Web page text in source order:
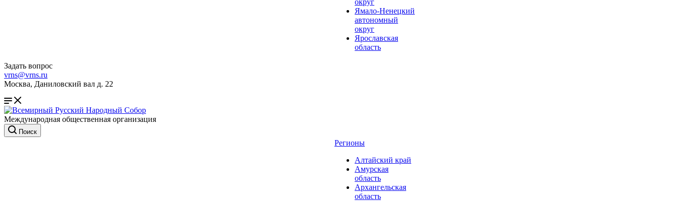
округ
Ямало-Ненецкий
автономный
округ
Ярославская
область
Задать вопрос
vrns@vrns.ru
Москва, Даниловский вал д. 22
Международная общественная организация
Поиск
Регионы
Алтайский край
Амурская
область
Архангельская
область